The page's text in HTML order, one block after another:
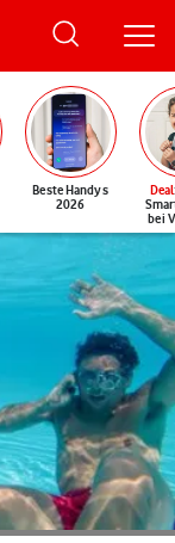
Beste Handys
2026
Deal
bei